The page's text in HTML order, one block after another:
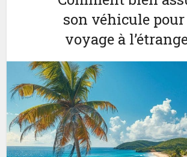
son véhicule
voyage à